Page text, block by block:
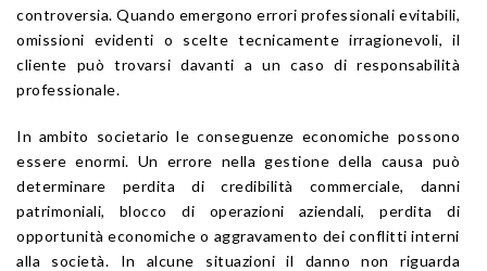
controversia. Quando emergono errori professionali evitabili,
omissioni evidenti o scelte tecnicamente irragionevoli, il
cliente può trovarsi davanti a un caso di responsabilità
professionale.
In ambito societario le conseguenze economiche possono
essere enormi. Un errore nella gestione della causa può
determinare perdita di credibilità commerciale, danni
patrimoniali, blocco di operazioni aziendali, perdita di
opportunità economiche o aggravamento dei conflitti interni
alla società. In alcune situazioni il danno non riguarda